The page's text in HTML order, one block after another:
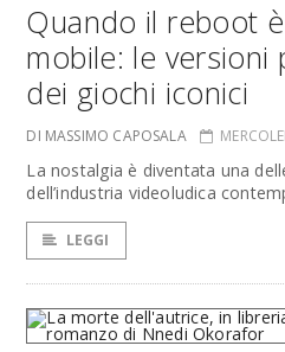
Quando il reboot
mobile: le versioni
dei giochi iconici
DI MASSIMO CAPOSALA
La nostalgia è diventata una
dell’industria videoludica
LEGGI